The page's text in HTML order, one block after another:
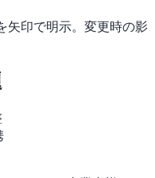
矢印で明示。変更時の影